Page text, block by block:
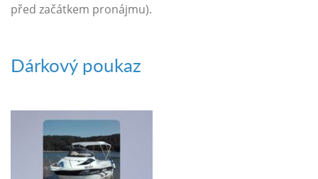
před začátkem pronájmu).
Dárkový poukaz